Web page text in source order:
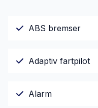
ABS bremser
Adaptiv fartpilot
Alarm